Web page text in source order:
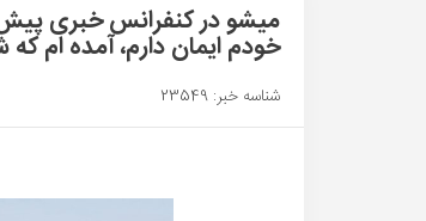
میشو در کنفرانس خبری
خودم ایمان دارم، آمده ام
شناسه خبر: 23549